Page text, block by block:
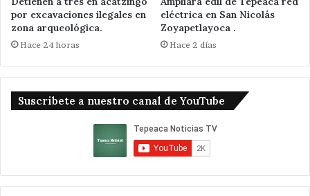
por excavaciones ilegales en
zona arqueológica.
Hace 24 horas
eléctrica en San Nicolás
Zoyapetlayoca .
Hace 2 días
Suscribete a nuestro canal de YouTube